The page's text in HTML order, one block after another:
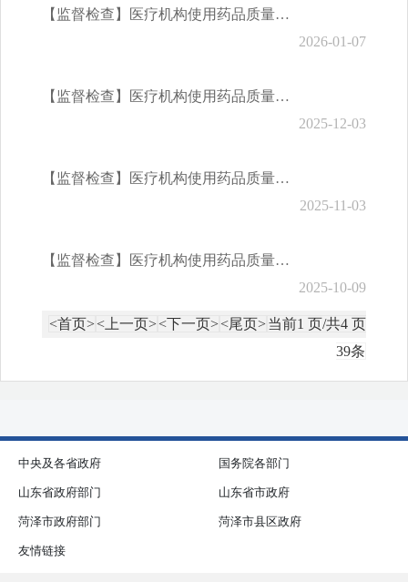
【监督检查】医疗机构使用药品质量安全监督检查（2025年12月份）
2026-01-07
【监督检查】医疗机构使用药品质量安全监督检查（2025年11月份）
2025-12-03
【监督检查】医疗机构使用药品质量安全监督检查（2025年10月份）
2025-11-03
【监督检查】医疗机构使用药品质量安全监督检查（2025年9月份）
2025-10-09
<首页><上一页><下一页><尾页>当前1 页/共4 页
39条
中央及各省政府 国务院各部门
山东省政府部门 山东省市政府
菏泽市政府部门 菏泽市县区政府
友情链接